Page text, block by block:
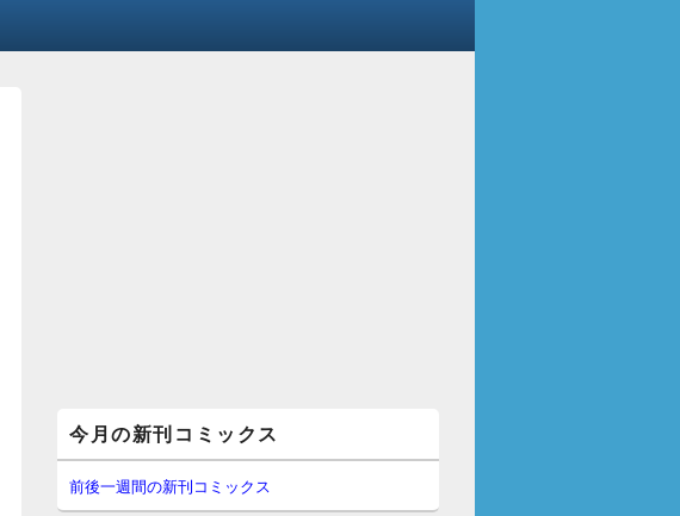
イ
ン
サ
イ
今月の新刊コミックス
前後一週間の新刊コミックス